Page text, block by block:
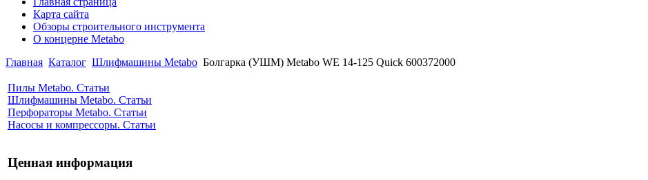
Карта сайта
Обзоры строительного инструмента
О концерне Metabo
Главная Каталог Шлифмашины Metabo Болгарка (УШМ) Metabo WE 14-125 Quick 600372000
Пилы Metabo. Статьи
Шлифмашины Metabo. Статьи
Перфораторы Metabo. Статьи
Насосы и компрессоры. Статьи
Ценная информация